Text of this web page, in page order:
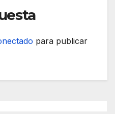
para publicar